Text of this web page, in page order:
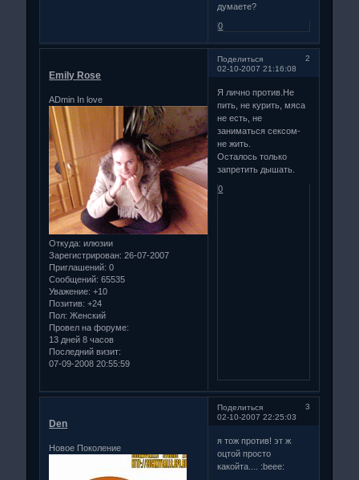
думаете?
0
Поделиться
2
02-10-2007 21:16:08
Emily Rose
ADmin In love
Откуда: илюзии
Зарегистрирован: 26-07-2007
Приглашений: 0
Сообщений: 65535
Уважение: +10
Позитив: +24
Пол: Женский
Провел на форуме:
13 дней 8 часов
Последний визит:
07-09-2008 20:55:59
Я лично против.Не
пить, не курить, мяса
не есть, не
заниматься сексом-
не жить.
Осталось только
запретить дышать.
0
Поделиться
3
02-10-2007 22:25:03
Den
Новое Поколение
я тож против! эт ж
оцтой просто
какойта.... :beee: